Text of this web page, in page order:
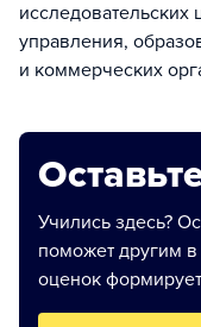
исследовательских
управления,
и коммерческих
Учились здесь?
поможет другим
оценок